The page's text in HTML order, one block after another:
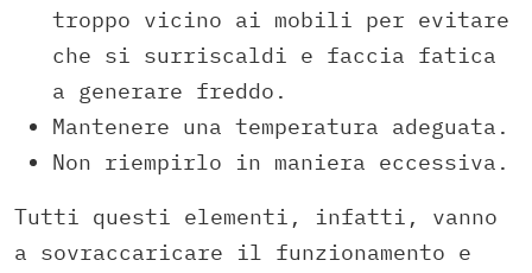
troppo vicino ai mobili per evitare
che si surriscaldi e faccia fatica
a generare freddo.
Mantenere una temperatura adeguata.
Non riempirlo in maniera eccessiva.
Tutti questi elementi, infatti, vanno
a sovraccaricare il funzionamento e